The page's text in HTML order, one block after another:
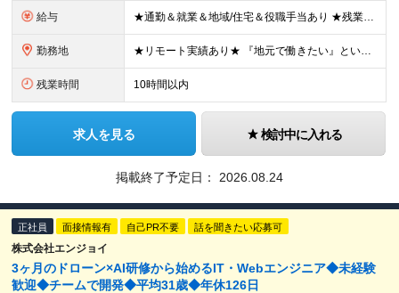
給与 ★通勤＆就業＆地域/住宅＆役職手当あり ★残業代は全額支給 ★選べる給与制度あり！ ■東京・神奈川・千葉・埼玉勤務の場合 月給24.5万円～55万円＋諸手当 （残業代は全額支給） (20,000円の
勤務地 ★リモート実績あり★ 『地元で働きたい』という希望に、業界トップクラス約7,000件の取引事業所数、90,000件以上のプロジェクトから検討をいたします。 全国の取引先での就業となります（沖縄を除
残業時間 10時間以内
求人を見る 検討中に入れる
掲載終了予定日： 2026.08.24
正社員 面接情報有 自己PR不要 話を聞きたい応募可
株式会社エンジョイ
3ヶ月のドローン×AI研修から始めるIT・Webエンジニア◆未経験
歓迎◆チームで開発◆平均31歳◆年休126日